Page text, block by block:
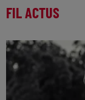
FIL ACTUS